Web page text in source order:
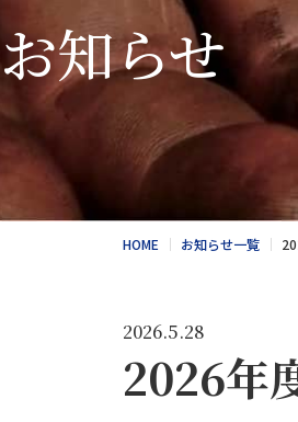
総合カタログ
総合カタログ
お問合せ
新卒エントリー
キャリア採用エント
お知らせ
HOME お知らせ一覧
2026.5.28
2026年